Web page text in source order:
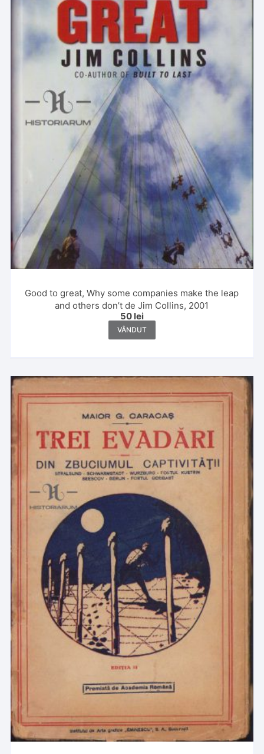
Good to great, Why some companies make the leap
and others don’t de Jim Collins, 2001
50 lei
VÂNDUT